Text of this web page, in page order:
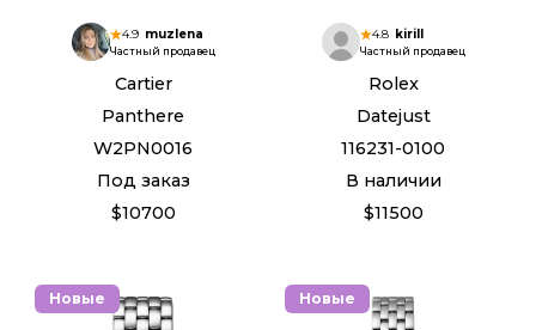
4.9 muzlena
Частный продавец
Cartier
Panthere
W2PN0016
Под заказ
$10700
4.8 kirill
Частный продавец
Rolex
Datejust
116231-0100
В наличии
$11500
Новые Новые